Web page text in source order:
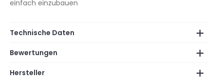
einfach einzubauen
Technische Daten
Bewertungen
Hersteller